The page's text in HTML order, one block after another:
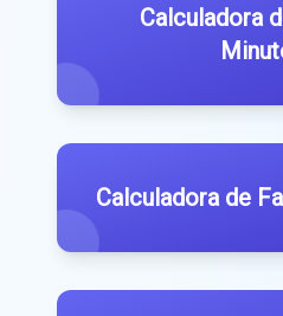
Calculadora
Calculadora de